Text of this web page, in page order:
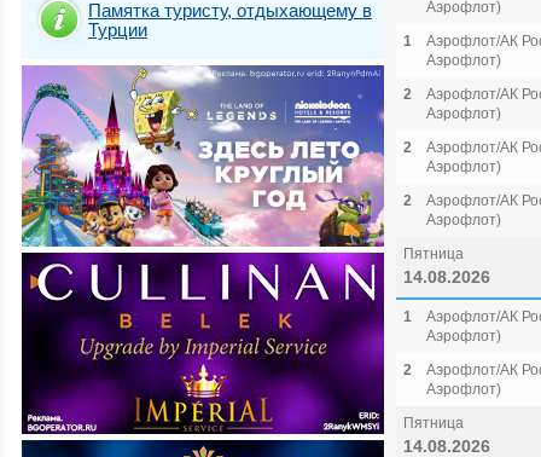
Памятка туристу, отдыхающему в
Турции
Аэрофлот)
1
Аэрофлот/АК
Аэрофлот)
2
Аэрофлот/АК
Аэрофлот)
2
Аэрофлот/АК
Аэрофлот)
2
Аэрофлот/АК
Аэрофлот)
Пятница
14.08.2026
1
Аэрофлот/АК
Аэрофлот)
2
Аэрофлот/АК
Аэрофлот)
Пятница
14.08.2026